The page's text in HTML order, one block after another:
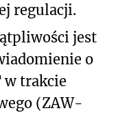
regulacji.
jest
o
w trakcie
(ZAW-